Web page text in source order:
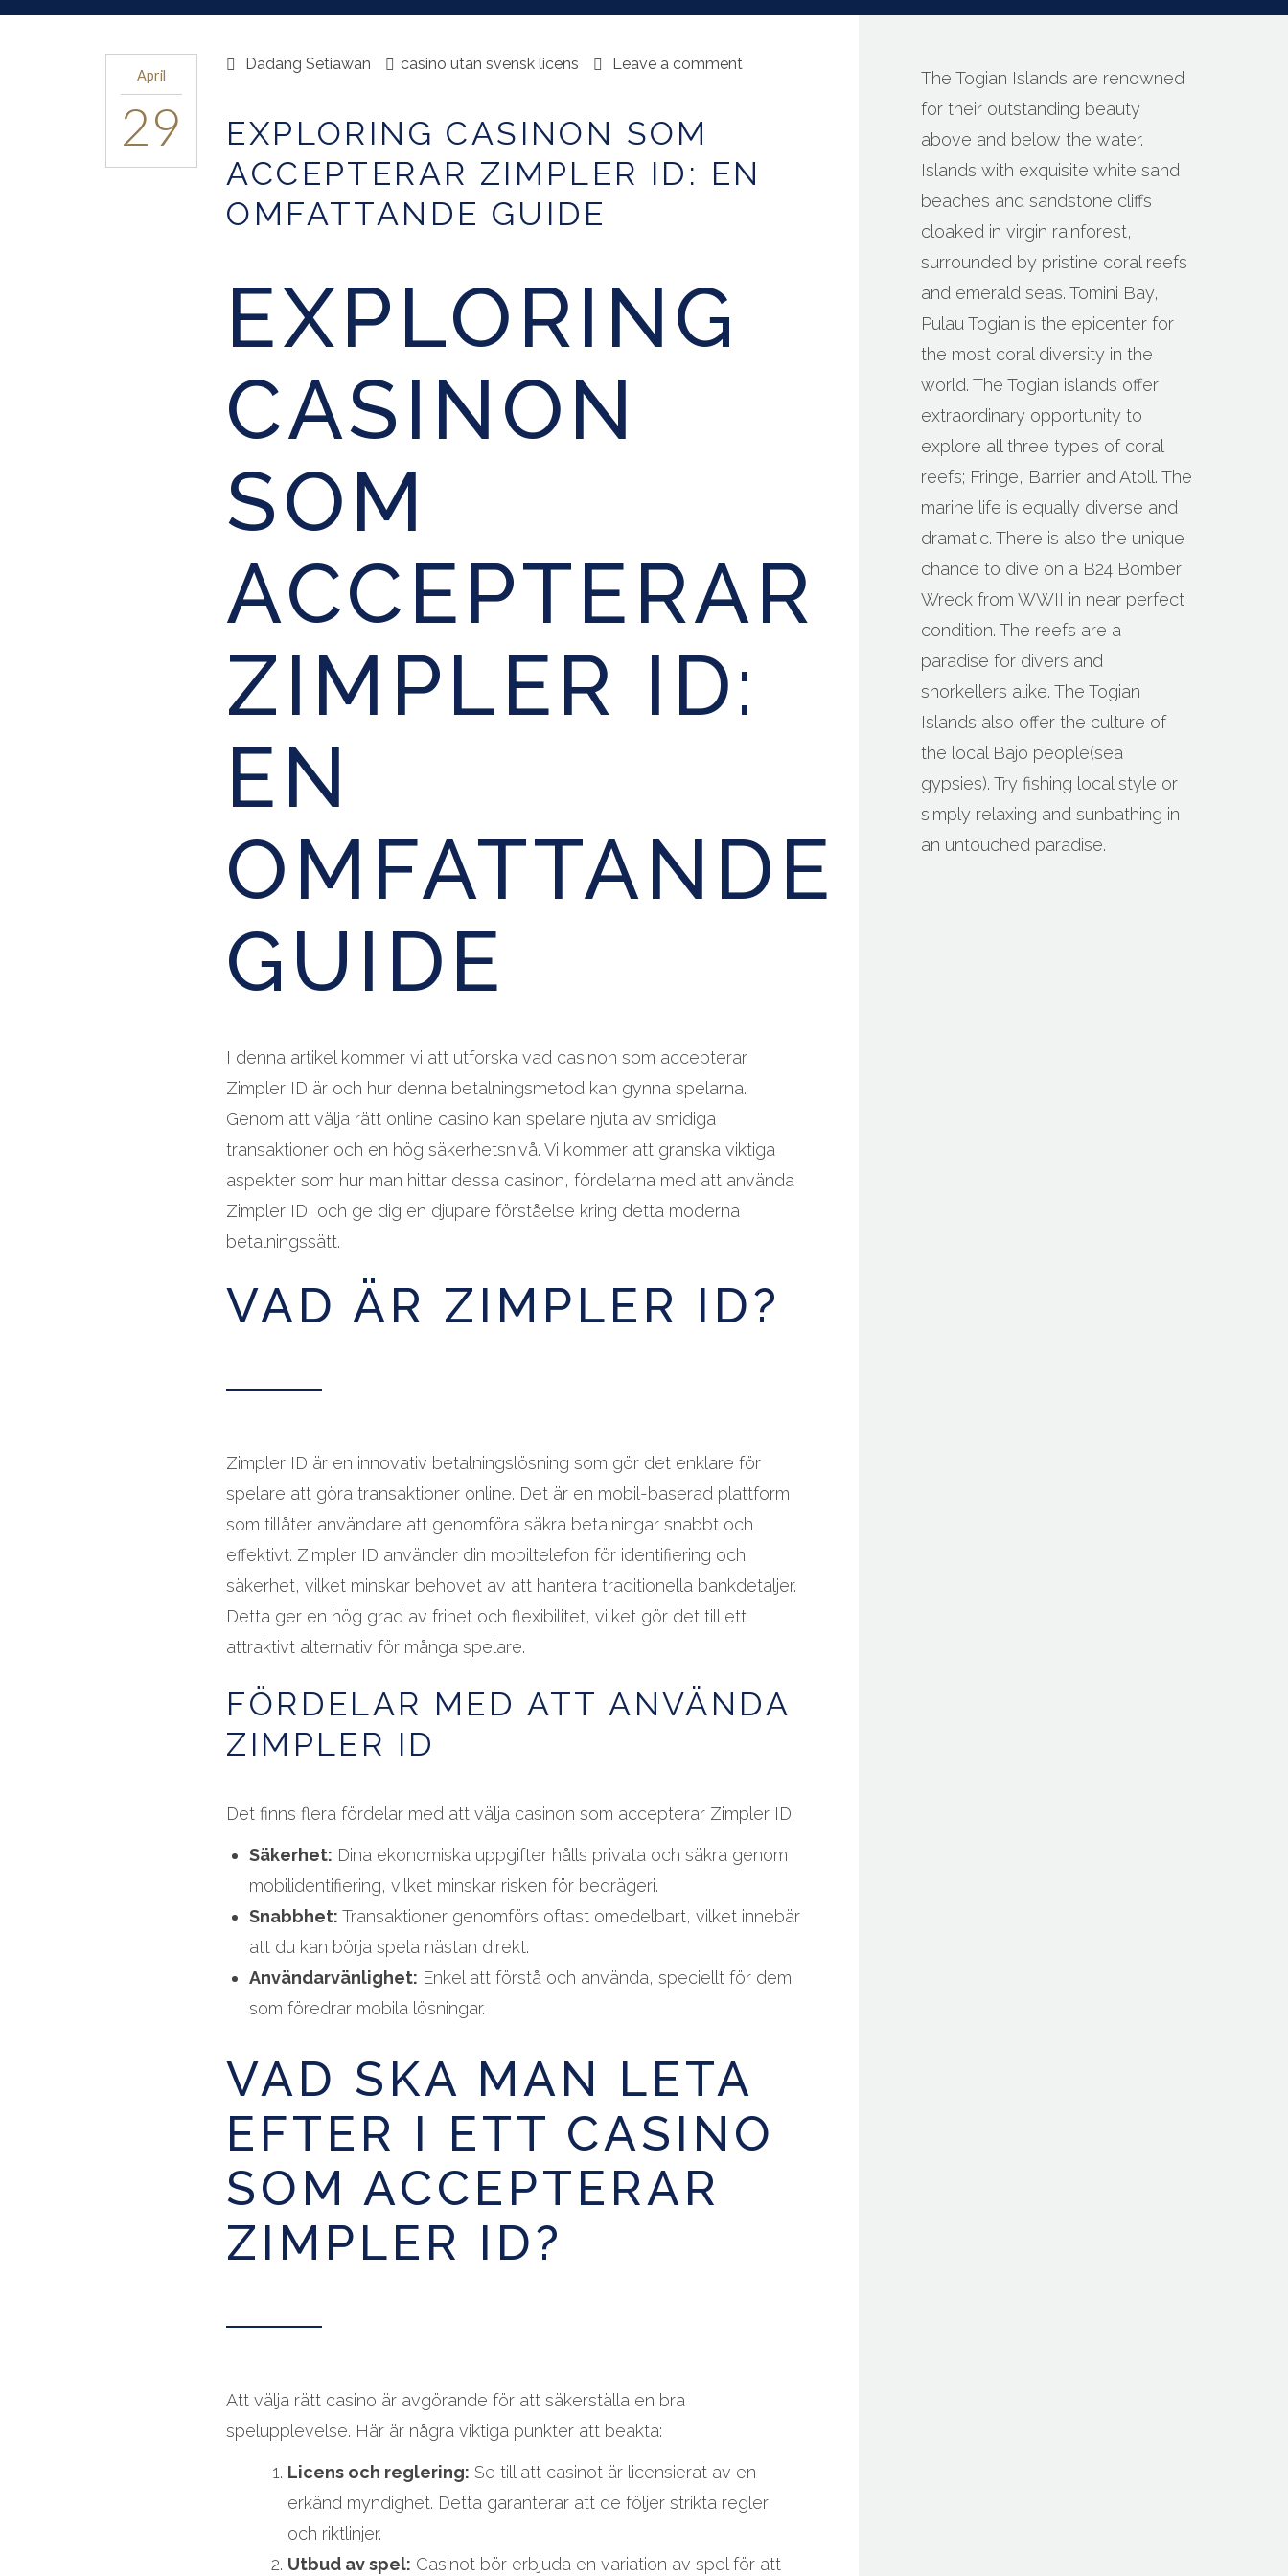
April
29
Dadang Setiawan casino utan svensk licens Leave a comment
EXPLORING CASINON SOM
ACCEPTERAR ZIMPLER ID: EN
OMFATTANDE GUIDE
EXPLORING
CASINON
SOM
ACCEPTERAR
ZIMPLER ID:
EN
OMFATTANDE
GUIDE
I denna artikel kommer vi att utforska vad casinon som accepterar
Zimpler ID är och hur denna betalningsmetod kan gynna spelarna.
Genom att välja rätt online casino kan spelare njuta av smidiga
transaktioner och en hög säkerhetsnivå. Vi kommer att granska viktiga
aspekter som hur man hittar dessa casinon, fördelarna med att använda
Zimpler ID, och ge dig en djupare förståelse kring detta moderna
betalningssätt.
VAD ÄR ZIMPLER ID?
Zimpler ID är en innovativ betalningslösning som gör det enklare för
spelare att göra transaktioner online. Det är en mobil-baserad plattform
som tillåter användare att genomföra säkra betalningar snabbt och
effektivt. Zimpler ID använder din mobiltelefon för identifiering och
säkerhet, vilket minskar behovet av att hantera traditionella bankdetaljer.
Detta ger en hög grad av frihet och flexibilitet, vilket gör det till ett
attraktivt alternativ för många spelare.
FÖRDELAR MED ATT ANVÄNDA
ZIMPLER ID
Det finns flera fördelar med att välja casinon som accepterar Zimpler ID:
Säkerhet: Dina ekonomiska uppgifter hålls privata och säkra genom
mobilidentifiering, vilket minskar risken för bedrägeri.
Snabbhet: Transaktioner genomförs oftast omedelbart, vilket innebär
att du kan börja spela nästan direkt.
Användarvänlighet: Enkel att förstå och använda, speciellt för dem
som föredrar mobila lösningar.
VAD SKA MAN LETA
EFTER I ETT CASINO
SOM ACCEPTERAR
ZIMPLER ID?
Att välja rätt casino är avgörande för att säkerställa en bra
spelupplevelse. Här är några viktiga punkter att beakta:
Licens och reglering: Se till att casinot är licensierat av en
erkänd myndighet. Detta garanterar att de följer strikta regler
och riktlinjer.
Utbud av spel: Casinot bör erbjuda en variation av spel för att
The Togian Islands are renowned
for their outstanding beauty
above and below the water.
Islands with exquisite white sand
beaches and sandstone cliffs
cloaked in virgin rainforest,
surrounded by pristine coral reefs
and emerald seas. Tomini Bay,
Pulau Togian is the epicenter for
the most coral diversity in the
world. The Togian islands offer
extraordinary opportunity to
explore all three types of coral
reefs; Fringe, Barrier and Atoll. The
marine life is equally diverse and
dramatic. There is also the unique
chance to dive on a B24 Bomber
Wreck from WWII in near perfect
condition. The reefs are a
paradise for divers and
snorkellers alike. The Togian
Islands also offer the culture of
the local Bajo people(sea
gypsies). Try fishing local style or
simply relaxing and sunbathing in
an untouched paradise.